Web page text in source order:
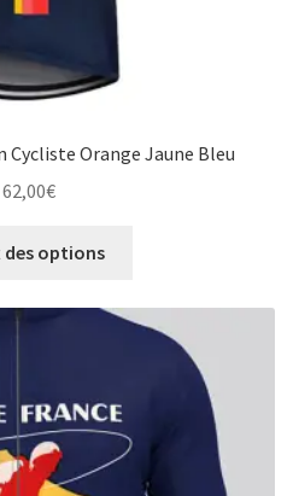
Cycliste Orange Jaune Bleu
62,00€
des options
plusieurs
variations.
peuvent
être